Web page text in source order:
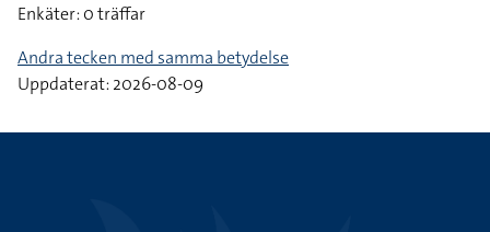
Enkäter: 0 träffar
Andra tecken med samma betydelse
Uppdaterat: 2026-08-09